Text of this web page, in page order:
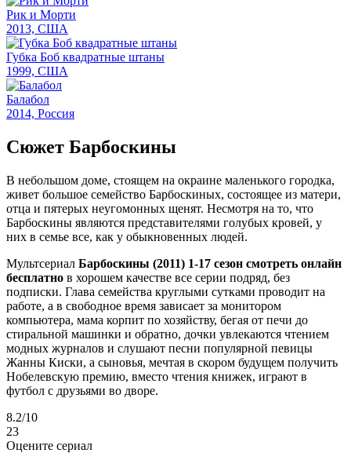
Рик и Морти
2013, США
Губка Боб квадратные штаны
1999, США
Балабол
2014, Россия
Сюжет Барбоскины
В небольшом доме, стоящем на окраине маленького городка,
живет большое семейство Барбоскиных, состоящее из матери,
отца и пятерых неугомонных щенят. Несмотря на то, что
Барбоскины являются представителями голубых кровей, у
них в семье все, как у обыкновенных людей.
Мультсериал Барбоскины (2011) 1-17 сезон смотреть онлайн
бесплатно в хорошем качестве все серии подряд, без
подписки. Глава семейства круглыми сутками проводит на
работе, а в свободное время зависает за монитором
компьютера, мама корпит по хозяйству, бегая от печи до
стиральной машинки и обратно, дочки увлекаются чтением
модных журналов и слушают песни популярной певицы
Жанны Киски, а сыновья, мечтая в скором будущем получить
Нобелевскую премию, вместо чтения книжек, играют в
футбол с друзьями во дворе.
8.2/10
23
Оцените сериал